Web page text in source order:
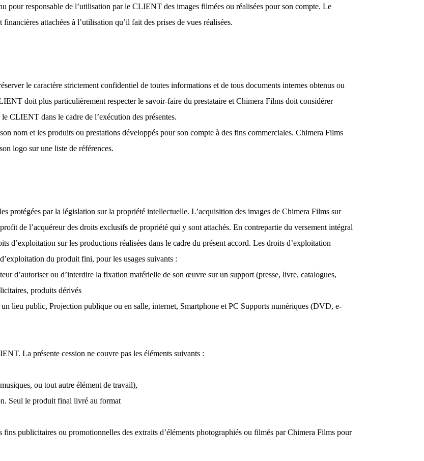
pour responsable de l’utilisation par le CLIENT des images filmées ou réalisées pour son compte. Le
attachées à l’utilisation qu’il fait des prises de vues réalisées.
le caractère strictement confidentiel de toutes informations et de tous documents internes obtenus ou
doit plus particulièrement respecter le savoir-faire du prestataire et Chimera Films doit considérer
CLIENT dans le cadre de l’exécution des présentes.
nom et les produits ou prestations développés pour son compte à des fins commerciales. Chimera Films
logo sur une liste de références.
protégées par la législation sur la propriété intellectuelle. L’acquisition des images de Chimera Films sur
de l’acquéreur des droits exclusifs de propriété qui y sont attachés. En contrepartie du versement intégral
d’exploitation sur les productions réalisées dans le cadre du présent accord. Les droits d’exploitation
du produit fini, pour les usages suivants :
d’autoriser ou d’interdire la fixation matérielle de son œuvre sur un support (presse, livre, catalogues,
produits dérivés
lieu public, Projection publique ou en salle, internet, Smartphone et PC Supports numériques (DVD, e-
. La présente cession ne couvre pas les éléments suivants :
ou tout autre élément de travail),
Seul le produit final livré au format
publicitaires ou promotionnelles des extraits d’éléments photographiés ou filmés par Chimera Films pour